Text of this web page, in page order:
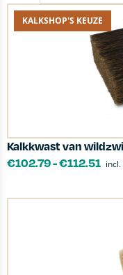
KALKSHOP'S KEUZE
Kalkkwast van
€102.79-€112.51